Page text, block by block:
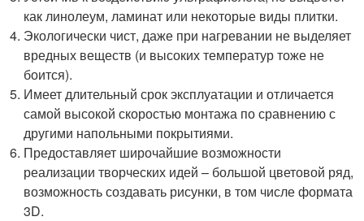
как линолеум, ламинат или некоторые виды плитки.
Экологически чист, даже при нагревании не выделяет
вредных веществ (и высоких температур тоже не
боится).
Имеет длительный срок эксплуатации и отличается
самой высокой скоростью монтажа по сравнению с
другими напольными покрытиями.
Предоставляет широчайшие возможности
реализации творческих идей – большой цветовой ряд,
возможность создавать рисунки, в том числе формата
3D.